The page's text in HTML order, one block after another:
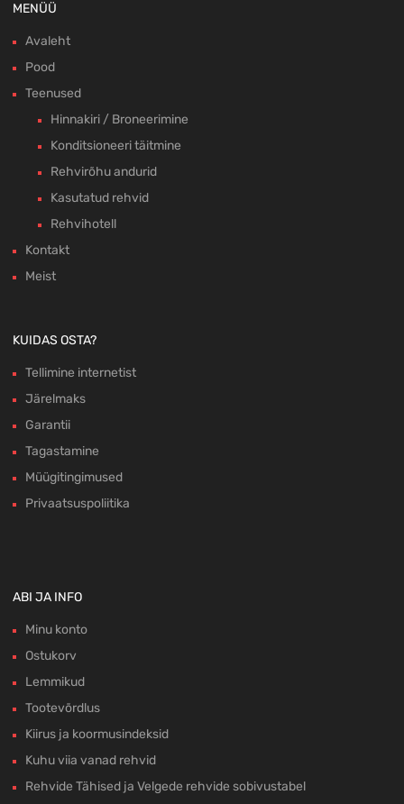
MENÜÜ
Avaleht
Pood
Teenused
Hinnakiri / Broneerimine
Konditsioneeri täitmine
Rehvirõhu andurid
Kasutatud rehvid
Rehvihotell
Kontakt
Meist
KUIDAS OSTA?
Tellimine internetist
Järelmaks
Garantii
Tagastamine
Müügitingimused
Privaatsuspoliitika
ABI JA INFO
Minu konto
Ostukorv
Lemmikud
Tootevõrdlus
Kiirus ja koormusindeksid
Kuhu viia vanad rehvid
Rehvide Tähised ja Velgede rehvide sobivustabel